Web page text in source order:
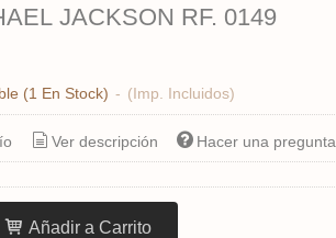
JACKSON RF. 0149
(1 En Stock) - (Imp. Incluidos)
Ver descripción Hacer una pregunta
Añadir a Carrito